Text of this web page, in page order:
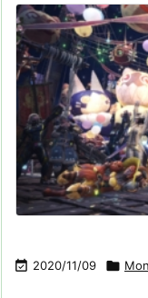
 2020/11/09 